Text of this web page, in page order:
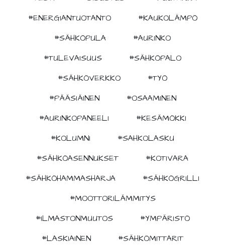
#ENERGIANTUOTANTO
#KAUKOLÄMPÖ
#SÄHKÖPULA
#AURINKO
#TULEVAISUUS
#SÄHKÖPALO
#SÄHKÖVERKKO
#TYÖ
#PÄÄSIÄINEN
#OSAAMINEN
#AURINKOPANEELI
#KESÄMÖKKI
#KOLUMNI
#SAHKOLASKU
#SÄHKÖASENNUKSET
#KOTIVARA
#SÄHKÖHAMMASHARJA
#SÄHKÖGRILLI
#MOOTTORILÄMMITYS
#ILMASTONMUUTOS
#YMPÄRISTÖ
#LASKIAINEN
#SÄHKÖMITTARIT